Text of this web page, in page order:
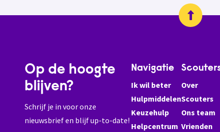
Op de hoogte
blijven?
Schrijf je in voor onze
nieuwsbrief en blijf up-to-date!
Navigatie
Ik wil beter
Hulpmiddelen
Keuzehulp
Helpcentrum
Over
Scouters
Ons team
Vrienden